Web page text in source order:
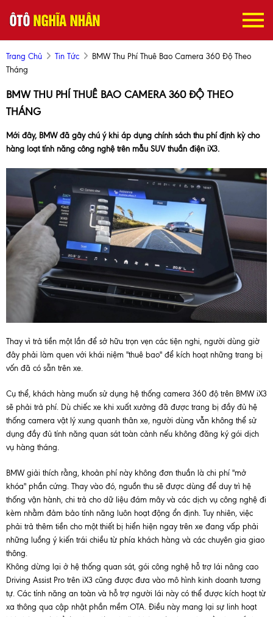
Trang Chủ Tin Tức
BMW Thu Phí Thuê Bao Camera 360 Độ Theo
Tháng
BMW THU PHÍ THUÊ BAO CAMERA 360 ĐỘ THEO
THÁNG
Mới đây, BMW đã gây chú ý khi áp dụng chính sách thu phí định kỳ cho
hàng loạt tính năng công nghệ trên mẫu SUV thuần điện iX3.
Thay vì trả tiền một lần để sở hữu trọn vẹn các tiện nghi, người dùng giờ
đây phải làm quen với khái niệm "thuê bao" để kích hoạt những trang bị
vốn đã có sẵn trên xe.
Cụ thể, khách hàng muốn sử dụng hệ thống camera 360 độ trên BMW iX3
sẽ phải trả phí. Dù chiếc xe khi xuất xưởng đã được trang bị đầy đủ hệ
thống camera vật lý xung quanh thân xe, người dùng vẫn không thể sử
dụng đầy đủ tính năng quan sát toàn cảnh nếu không đăng ký gói dịch
vụ hàng tháng.
BMW giải thích rằng, khoản phí này không đơn thuần là chi phí "mở
khóa" phần cứng. Thay vào đó, nguồn thu sẽ được dùng để duy trì hệ
thống vận hành, chi trả cho dữ liệu đám mây và các dịch vụ công nghệ đi
kèm nhằm đảm bảo tính năng luôn hoạt động ổn định. Tuy nhiên, việc
phải trả thêm tiền cho một thiết bị hiển hiện ngay trên xe đang vấp phải
những luồng ý kiến trái chiều từ phía khách hàng và các chuyên gia giao
thông.
Không dừng lại ở hệ thống quan sát, gói công nghệ hỗ trợ lái nâng cao
Driving Assist Pro trên iX3 cũng được đưa vào mô hình kinh doanh tương
tự. Các tính năng an toàn và hỗ trợ người lái này có thể được kích hoạt từ
xa thông qua cập nhật phần mềm OTA. Điều này mang lại sự linh hoạt